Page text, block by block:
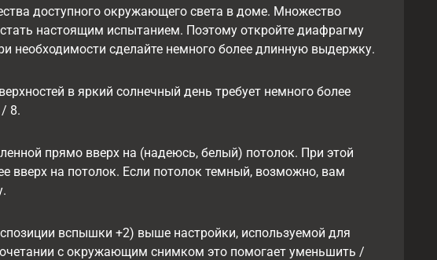
доступного окружающего света в доме. Множество
настоящим испытанием. Поэтому откройте диафрагму
необходимости сделайте немного более длинную выдержку.
в яркий солнечный день требует немного более
8.
прямо вверх на (надеюсь, белый) потолок. При этой
на потолок. Если потолок темный, возможно, вам
вспышки +2) выше настройки, используемой для
с окружающим снимком это помогает уменьшить /